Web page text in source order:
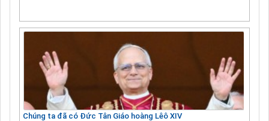
Chúng ta đã có Đức Tân Giáo hoàng Lêô XIV